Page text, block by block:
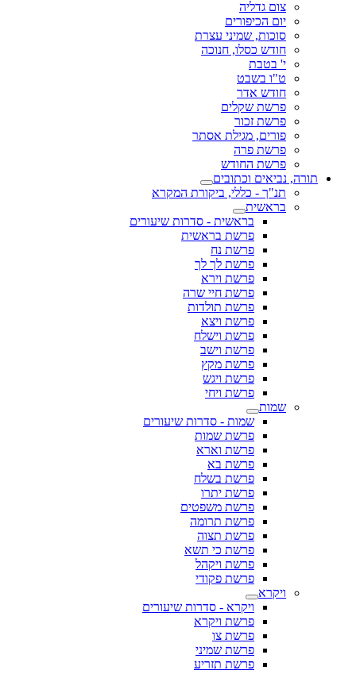
צום גדליה
יום הכיפורים
סוכות, שמיני עצרת
חודש כסלו, חנוכה
י' בטבת
ט"ו בשבט
חודש אדר
פרשת שקלים
פרשת זכור
פורים, מגילת אסתר
פרשת פרה
פרשת החודש
תורה, נביאים וכתובים
תנ"ך - כללי, ביקורת המקרא
בראשית
בראשית - סדרות שיעורים
פרשת בראשית
פרשת נח
פרשת לך לך
פרשת וירא
פרשת חיי שרה
פרשת תולדות
פרשת ויצא
פרשת וישלח
פרשת וישב
פרשת מקץ
פרשת ויגש
פרשת ויחי
שמות
שמות - סדרות שיעורים
פרשת שמות
פרשת וארא
פרשת בא
פרשת בשלח
פרשת יתרו
פרשת משפטים
פרשת תרומה
פרשת תצוה
פרשת כי תשא
פרשת ויקהל
פרשת פקודי
ויקרא
ויקרא - סדרות שיעורים
פרשת ויקרא
פרשת צו
פרשת שמיני
פרשת תזריע